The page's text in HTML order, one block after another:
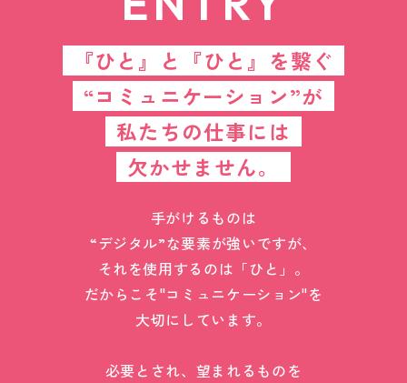
『ひと』と『ひと』を繋ぐ
“コミュニケーション”が
私たちの仕事には
欠かせません。
手がけるものは
“デジタル”な要素が強いですが、
それを使用するのは「ひと」。
だからこそ"コミュニケーション"を
大切にしています。
必要とされ、望まれるものを